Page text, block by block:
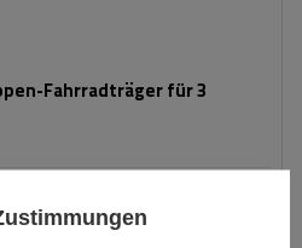
Fahrradträger für 3
Rabatt:166,99 €-16%